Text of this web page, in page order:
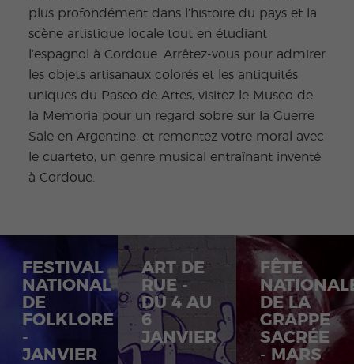
plus profondément dans l’histoire du pays et la
scène artistique locale tout en étudiant
l’espagnol à Cordoue. Arrêtez-vous pour admirer
les objets artisanaux colorés et les antiquités
uniques du Paseo de Artes, visitez le Museo de
la Memoria pour un regard sobre sur la Guerre
Sale en Argentine, et remontez votre moral avec
le cuarteto, un genre musical entraînant inventé
à Cordoue.
FESTIVAL
NATIONAL
DE
FOLKLORE
-
JANVIER
ART DE
RUE -
DU 4 AU
6
JANVIER
FÊTE
DE LA
GRAPPE
SACRÉE
- MARS